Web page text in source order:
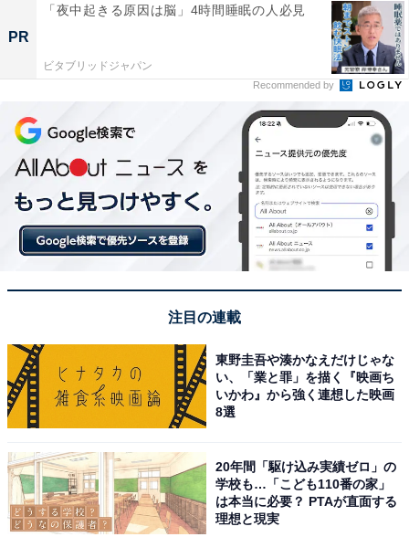
All About ニュースの編集者。オールアバウトに入社後、SNSトレン
ドにフォーカスした記事執筆やSEOライティングの経験を経て、の
ちにAll About ニュースチームのメンバーに加入。現在は旅行・カル
チャー・エンタメなどを中心に企画編集を担当。東京都出身。居酒
屋巡りとスポーツ観戦が生きがい。
...続きを読む
8位までのランキング結果を見る
PR
「夜中起きる原因は脳」4時間睡眠の人必見
ビタブリッドジャパン
Recommended by
注目の連載
東野圭吾や湊かなえだけじゃな
い、「業と罪」を描く『映画ち
いかわ』から強く連想した映画
8選
20年間「駆け込み実績ゼロ」の
学校も…「こども110番の家」
は本当に必要？ PTAが直面する
理想と現実